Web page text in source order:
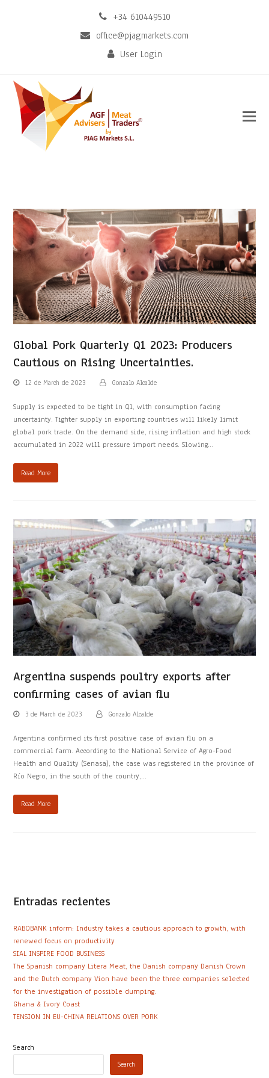
+34 610449510
office@pjagmarkets.com
User Login
Global Pork Quarterly Q1 2023: Producers
Cautious on Rising Uncertainties.
12 de March de 2023 Gonzalo Alcalde
Supply is expected to be tight in Q1, with consumption facing
uncertainty. Tighter supply in exporting countries will likely limit
global pork trade. On the demand side, rising inflation and high stock
accumulated in 2022 will pressure import needs. Slowing…
Read More
Argentina suspends poultry exports after
confirming cases of avian flu
3 de March de 2023 Gonzalo Alcalde
Argentina confirmed its first positive case of avian flu on a
commercial farm. According to the National Service of Agro-Food
Health and Quality (Senasa), the case was registered in the province of
Río Negro, in the south of the country,…
Read More
Entradas recientes
RABOBANK inform: Industry takes a cautious approach to growth, with
renewed focus on productivity
SIAL INSPIRE FOOD BUSINESS
The Spanish company Litera Meat, the Danish company Danish Crown
and the Dutch company Vion have been the three companies selected
for the investigation of possible dumping.
Ghana & Ivory Coast
TENSION IN EU-CHINA RELATIONS OVER PORK
Search
Search